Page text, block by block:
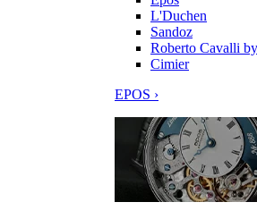
L'Duchen
Sandoz
Roberto Cavalli
Cimier
EPOS ›